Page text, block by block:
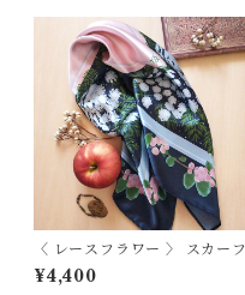
〈 レースフラワー 〉 スカーフ
¥4,400